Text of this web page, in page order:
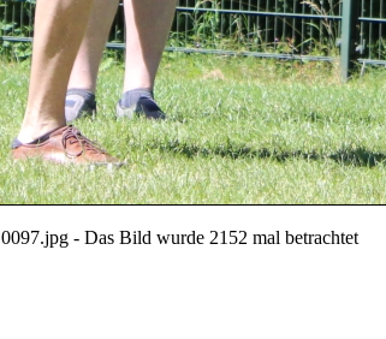
0097.jpg - Das Bild wurde 2152 mal betrachtet